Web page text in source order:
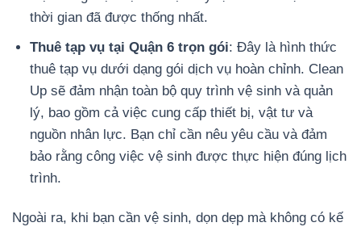
thời gian đã được thống nhất.
Thuê tạp vụ tại Quận 6 trọn gói: Đây là hình thức
thuê tạp vụ dưới dạng gói dịch vụ hoàn chỉnh. Clean
Up sẽ đảm nhận toàn bộ quy trình vệ sinh và quản
lý, bao gồm cả việc cung cấp thiết bị, vật tư và
nguồn nhân lực. Bạn chỉ cần nêu yêu cầu và đảm
bảo rằng công việc vệ sinh được thực hiện đúng lịch
trình.
Ngoài ra, khi bạn cần vệ sinh, dọn dẹp mà không có kế